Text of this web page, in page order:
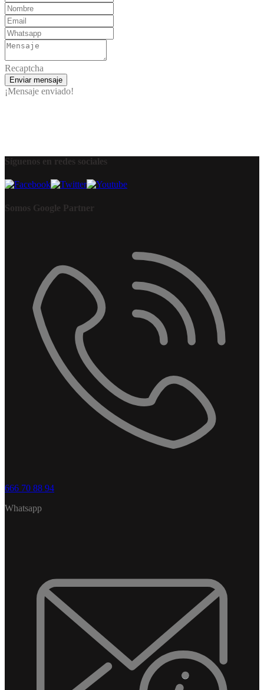
Recaptcha
Enviar mensaje
¡Mensaje enviado!
Síguenos en redes sociales
Somos Google Partner
666 70 88 94
Whatsapp